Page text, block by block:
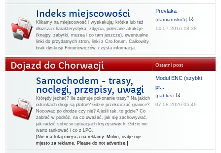
Indeks miejscowości
Klikamy na miejscowość i wyskakują: krótka lub też
dłuższa charakterystyka, zdjęcia, polecane atrakcje
(knajpy, zabytki, muzea i co tam jeszcze), ewentualne
linki do przydatnych stron, linki z Cro.forum. Całkowity
brak dyskusji Forumowiczów, czysta informacja.
Prevlaka
(damianisko5)
14.07.2016 18:38
Dojazd do Chorwacji Ostatni post
Samochodem - trasy,
noclegi, przepisy, uwagi
Którędy jechać? Ile zajmuje pokonanie trasy? Na jakich
odcinkach drogi są płatne? Gdzie przekraczać granice?
Nocować po drodze czy nie? A jeśli tak, to gdzie? Co
zabrać w podróż, na co uważać, jak się zachowywać,
jak radzić sobie w sytuacjach kryzysowych. Gdzie nie
warto tankować i co z LPG.
[Nie ma tutaj miejsca na reklamy. Molim, ovdje nije
mjesto za reklame. Please do not advertise.]
Moduł ENC (szybki
pr...
(pablus)
07.08.2026 05:49